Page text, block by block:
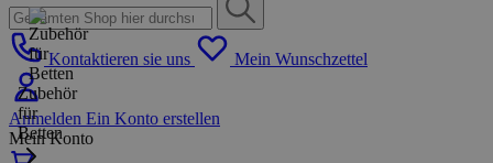
Kontaktieren sie uns Mein Wunschzettel
Anmelden Ein Konto erstellen
Mein Konto
Zubehör
für
Betten